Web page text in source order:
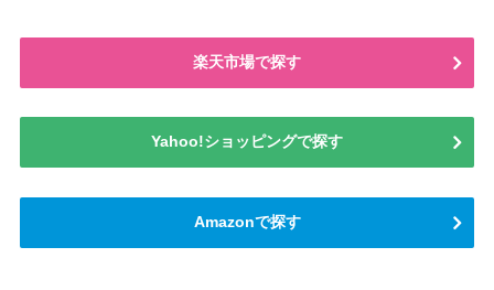
楽天市場で探す
Yahoo!ショッピングで探す
Amazonで探す